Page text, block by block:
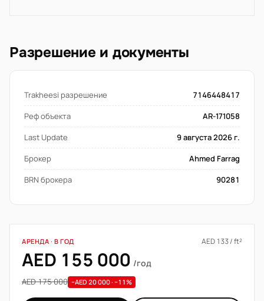
Разрешение и документы
Trakheesi разрешение
7146448417
Реф объекта
AR-171058
Last Update
9 августа 2026 г.
Брокер
Ahmed Farrag
BRN брокера
90281
АРЕНДА · В ГОД AED 133 / ft²
AED 155 000 /год
AED 175 000 −AED 20 000 · −11%